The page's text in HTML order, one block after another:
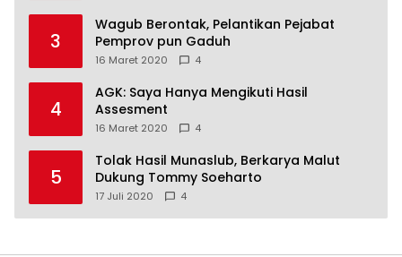
3
Wagub Berontak, Pelantikan Pejabat
Pemprov pun Gaduh
16 Maret 2020 4
4
AGK: Saya Hanya Mengikuti Hasil
Assesment
16 Maret 2020 4
5
Tolak Hasil Munaslub, Berkarya Malut
Dukung Tommy Soeharto
17 Juli 2020 4